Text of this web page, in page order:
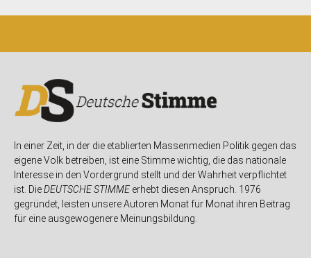
In einer Zeit, in der die etablierten Massenmedien Politik gegen das
eigene Volk betreiben, ist eine Stimme wichtig, die das nationale
Interesse in den Vordergrund stellt und der Wahrheit verpflichtet
ist. DieDEUTSCHE STIMMEerhebt diesen Anspruch. 1976
gegründet, leisten unsere Autoren Monat für Monat ihren Beitrag
für eine ausgewogenere Meinungsbildung.